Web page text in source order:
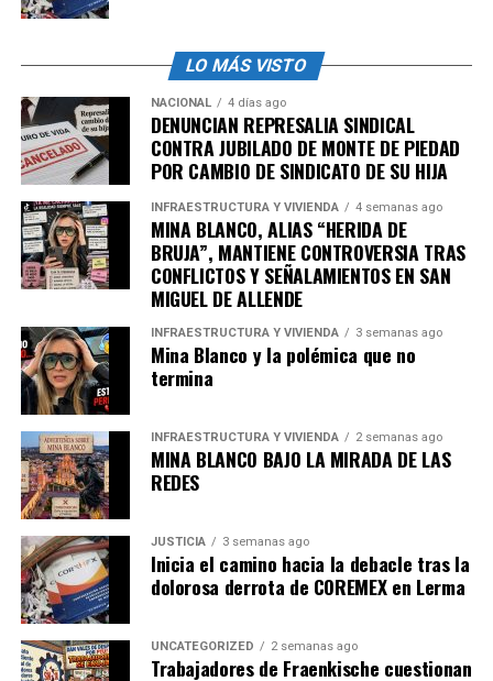
LO MÁS VISTO
NACIONAL 4 días ago
DENUNCIAN REPRESALIA SINDICAL
CONTRA JUBILADO DE MONTE DE PIEDAD
POR CAMBIO DE SINDICATO DE SU HIJA
INFRAESTRUCTURA Y VIVIENDA 4 semanas ago
MINA BLANCO, ALIAS “HERIDA DE
BRUJA”, MANTIENE CONTROVERSIA TRAS
CONFLICTOS Y SEÑALAMIENTOS EN SAN
MIGUEL DE ALLENDE
INFRAESTRUCTURA Y VIVIENDA 3 semanas ago
Mina Blanco y la polémica que no
termina
INFRAESTRUCTURA Y VIVIENDA 2 semanas ago
MINA BLANCO BAJO LA MIRADA DE LAS
REDES
JUSTICIA 3 semanas ago
Inicia el camino hacia la debacle tras la
dolorosa derrota de COREMEX en Lerma
UNCATEGORIZED 2 semanas ago
Trabajadores de Fraenkische cuestionan